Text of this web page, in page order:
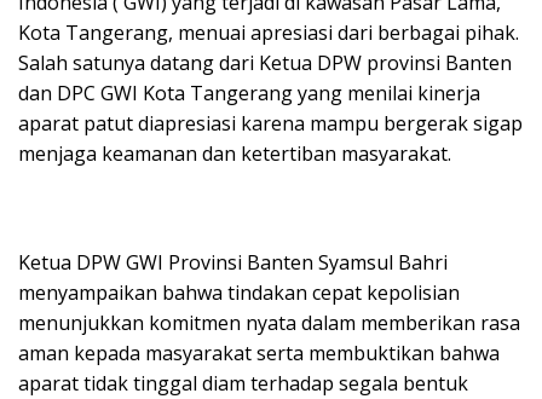
Kota Tangerang, menuai apresiasi dari berbagai pihak.
Salah satunya datang dari Ketua DPW provinsi Banten
dan DPC GWI Kota Tangerang yang menilai kinerja
aparat patut diapresiasi karena mampu bergerak sigap
menjaga keamanan dan ketertiban masyarakat.
Ketua DPW GWI Provinsi Banten Syamsul Bahri
menyampaikan bahwa tindakan cepat kepolisian
menunjukkan komitmen nyata dalam memberikan rasa
aman kepada masyarakat serta membuktikan bahwa
aparat tidak tinggal diam terhadap segala bentuk